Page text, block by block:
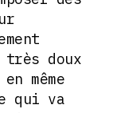
très doux
même
qui va